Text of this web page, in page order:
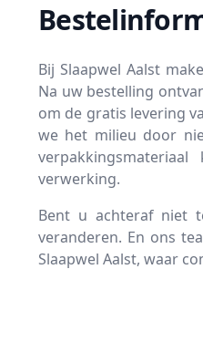
Bij Slaapwel Aalst
Na uw bestelling
om de gratis levering
we het milieu door
verwerking.
Bent u achteraf niet
veranderen. En ons
Slaapwel Aalst, waar